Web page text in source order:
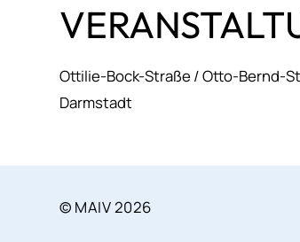
Ottilie-Bock-Straße / Otto-Bernd-
Darmstadt
© MAIV 2026